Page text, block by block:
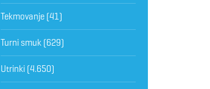
Tekmovanje(41)
Turni smuk(629)
Utrinki(4.650)